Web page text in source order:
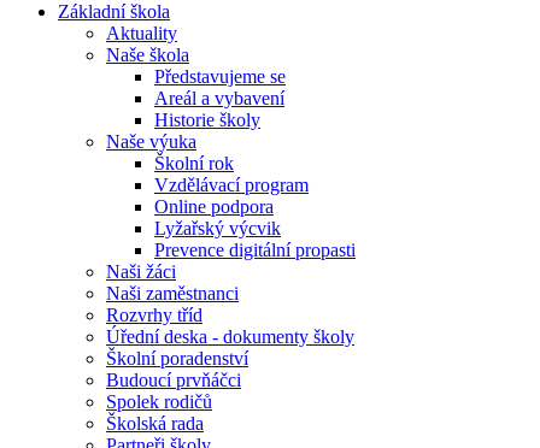
Základní škola
Aktuality
Naše škola
Představujeme se
Areál a vybavení
Historie školy
Naše výuka
Školní rok
Vzdělávací program
Online podpora
Lyžařský výcvik
Prevence digitální propasti
Naši žáci
Naši zaměstnanci
Rozvrhy tříd
Úřední deska - dokumenty školy
Školní poradenství
Budoucí prvňáčci
Spolek rodičů
Školská rada